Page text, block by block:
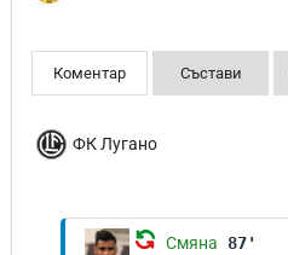
Коментар Състави
ФК Лугано
Смяна 87'